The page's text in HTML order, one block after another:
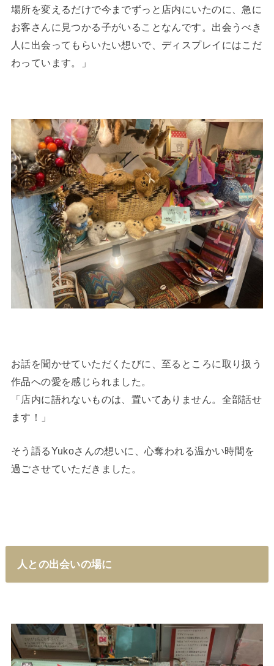
場所を変えるだけで今までずっと店内にいたのに、急に
お客さんに見つかる子がいることなんです。出会うべき
人に出会ってもらいたい想いで、ディスプレイにはこだ
わっています。」
お話を聞かせていただくたびに、至るところに取り扱う
作品への愛を感じられました。
「店内に語れないものは、置いてありません。全部話せ
ます！」
そう語るYukoさんの想いに、心奪われる温かい時間を
過ごさせていただきました。
人との出会いの場に